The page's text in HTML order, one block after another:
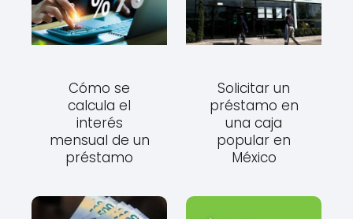
Cómo se
calcula el
interés
mensual de un
préstamo
Solicitar un
préstamo en
una caja
popular en
México